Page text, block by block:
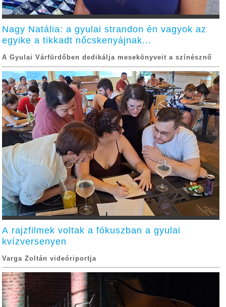
Nagy Natália: a gyulai strandon én vagyok az
egyike a tikkadt nőcskenyájnak...
A Gyulai Várfürdőben dedikálja mesekönyveit a színésznő
A rajzfilmek voltak a fókuszban a gyulai
kvízversenyen
Varga Zoltán videóriportja